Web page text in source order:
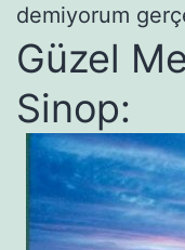
demiyorum
Güzel
Sinop: